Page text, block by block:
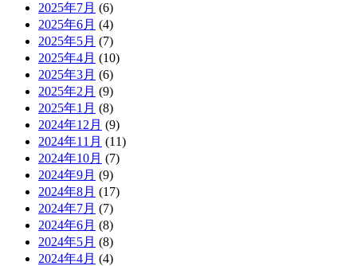
2025年7月 (6)
2025年6月 (4)
2025年5月 (7)
2025年4月 (10)
2025年3月 (6)
2025年2月 (9)
2025年1月 (8)
2024年12月 (9)
2024年11月 (11)
2024年10月 (7)
2024年9月 (9)
2024年8月 (17)
2024年7月 (7)
2024年6月 (8)
2024年5月 (8)
2024年4月 (4)